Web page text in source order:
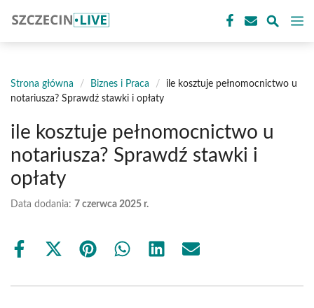
treści
Strona główna / Biznes i Praca /
ile kosztuje pełnomocnictwo u
notariusza? Sprawdź stawki i opłaty
ile kosztuje pełnomocnictwo u
notariusza? Sprawdź stawki i
opłaty
Data dodania: 7 czerwca 2025 r.
Share
Share
(Twitter)
Share Share Share Share